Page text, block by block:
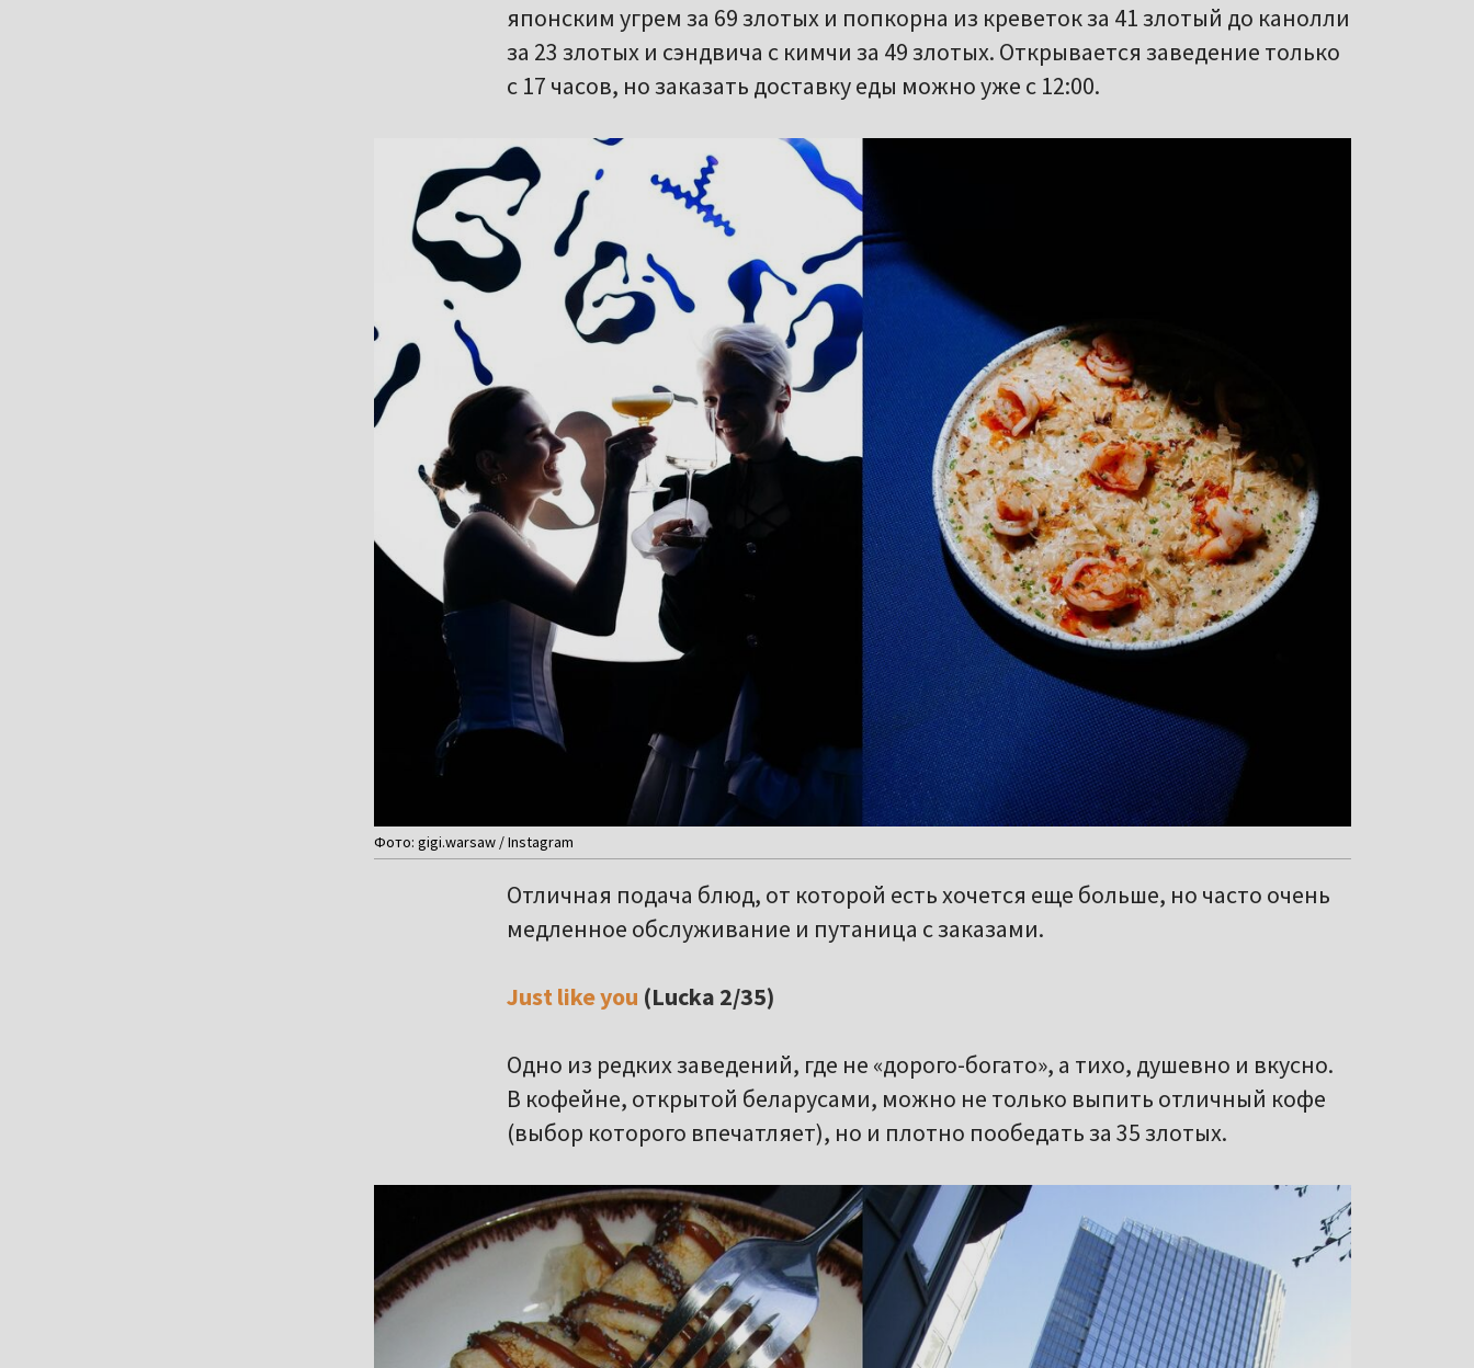
японским угрем за 69 злотых и попкорна из креветок за 41 злотый до канолли
за 23 злотых и сэндвича с кимчи за 49 злотых. Открывается заведение только
с 17 часов, но заказать доставку еды можно уже с 12:00.
Фото: gigi.warsaw / Instagram
Отличная подача блюд, от которой есть хочется еще больше, но часто очень
медленное обслуживание и путаница с заказами.
Just like you (Lucka 2/35)
Одно из редких заведений, где не «дорого-богато», а тихо, душевно и вкусно.
В кофейне, открытой беларусами, можно не только выпить отличный кофе
(выбор которого впечатляет), но и плотно пообедать за 35 злотых.